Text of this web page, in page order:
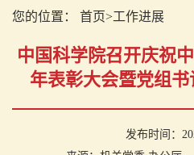
您的位置： 首页>工作进展
中国科学院召开庆祝
年表彰大会暨党组
发布时间：